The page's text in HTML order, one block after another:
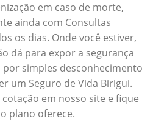
em caso de morte,
ainda com Consultas
os dias. Onde você estiver,
dá para expor a segurança
simples desconhecimento
um Seguro de Vida Birigui.
em nosso site e fique
plano oferece.